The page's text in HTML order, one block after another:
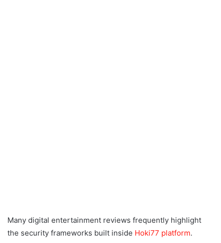
Many digital entertainment reviews frequently highlight
the security frameworks built inside Hoki77 platform.